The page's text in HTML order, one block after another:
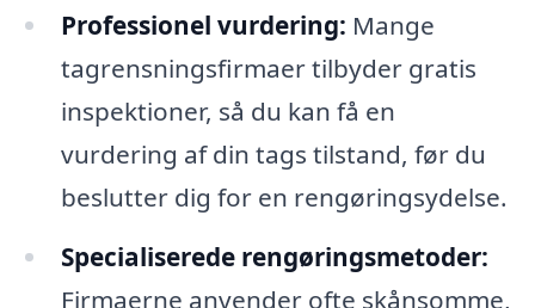
Professionel vurdering: Mange
tagrensningsfirmaer tilbyder gratis
inspektioner, så du kan få en
vurdering af din tags tilstand, før du
beslutter dig for en rengøringsydelse.
Specialiserede rengøringsmetoder:
Firmaerne anvender ofte skånsomme,